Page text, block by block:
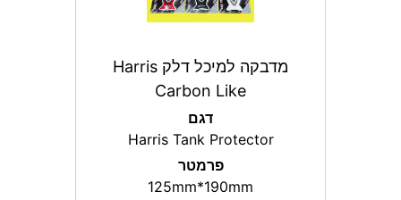
מדבקה למיכל דלק Harris
Carbon Like
דגם
Harris Tank Protector
פרמטר